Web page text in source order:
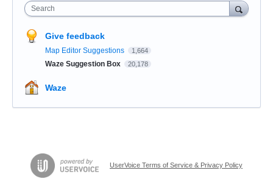
Search
Give feedback
Map Editor Suggestions 1,664
Waze Suggestion Box 20,178
Waze
UserVoice Terms of Service & Privacy Policy